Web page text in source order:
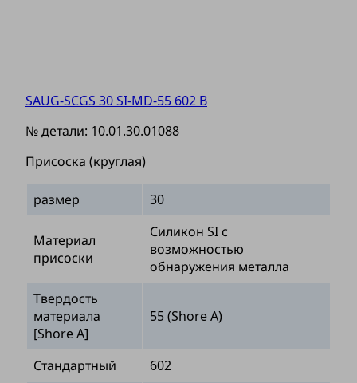
SAUG-SCGS 30 SI-MD-55 602 B
№ детали: 10.01.30.01088
Присоска (круглая)
размер 30
Материал
присоски
Силикон SI с
возможностью
обнаружения металла
Твердость
материала
[Shore A]
55 (Shore A)
Стандартный
602